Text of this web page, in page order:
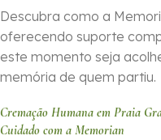
Descubra como a
oferecendo suporte
este momento seja
memória de quem partiu.
Cremação Humana em Praia
Cuidado com a Memorian